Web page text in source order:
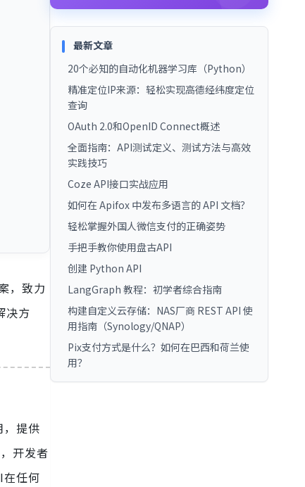
，致力
决方
，提供
开发者
任何
最新文章
20个必知的自动化机器学习库（Python）
精准定位IP来源：轻松实现高德经纬度定位
查询
OAuth 2.0和OpenID Connect概述
全面指南：API测试定义、测试方法与高效
实践技巧
Coze API接口实战应用
如何在 Apifox 中发布多语言的 API 文档？
轻松掌握外国人微信支付的正确姿势
手把手教你使用盘古API
创建 Python API
LangGraph 教程：初学者综合指南
构建自定义云存储：NAS厂商 REST API 使
用指南（Synology/QNAP）
Pix支付方式是什么？如何在巴西和荷兰使
用？